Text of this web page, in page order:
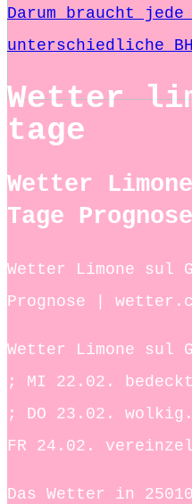
Darum braucht jede
unterschiedliche
Wetter
tage
Wetter
Tage Prognose
Wetter Limone sul
Prognose |
Wetter Limone sul
; MI 22.02.
; DO 23.02.
FR 24.02.
Das Wetter in